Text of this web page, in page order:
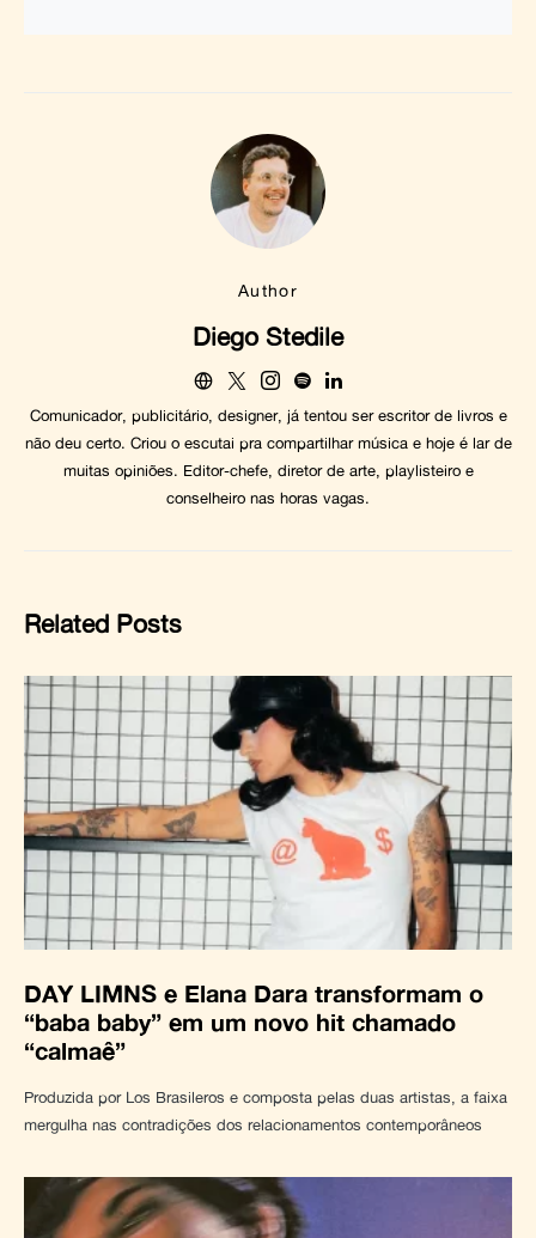
Author
Diego Stedile
Comunicador, publicitário, designer, já tentou ser escritor de livros e
não deu certo. Criou o escutai pra compartilhar música e hoje é lar de
muitas opiniões. Editor-chefe, diretor de arte, playlisteiro e
conselheiro nas horas vagas.
Related Posts
DAY LIMNS e Elana Dara transformam o
“baba baby” em um novo hit chamado
“calmaê”
Produzida por Los Brasileros e composta pelas duas artistas, a faixa
mergulha nas contradições dos relacionamentos contemporâneos